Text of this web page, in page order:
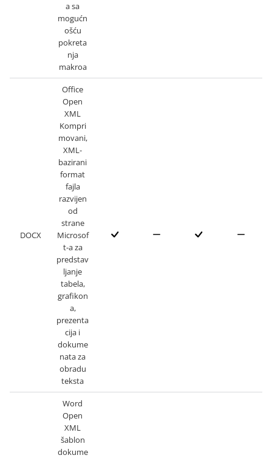
a sa
mogućn
ošću
pokreta
nja
makroa
DOCX
Office
Open
XML
Kompri
movani,
XML-
bazirani
format
fajla
razvijen
od
strane
Microsof
t-a za
predstav
ljanje
tabela,
grafikon
a,
prezenta
cija i
dokume
nata za
obradu
teksta
Word
Open
XML
šablon
dokume